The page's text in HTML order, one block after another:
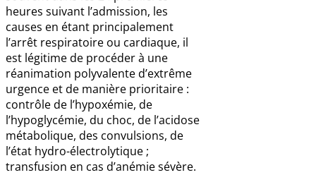
heures suivant l’admission, les
causes en étant principalement
l’arrêt respiratoire ou cardiaque, il
est légitime de procéder à une
réanimation polyvalente d’extrême
urgence et de manière prioritaire :
contrôle de l’hypoxémie, de
l’hypoglycémie, du choc, de l’acidose
métabolique, des convulsions, de
l’état hydro-électrolytique ;
transfusion en cas d’anémie sévère.